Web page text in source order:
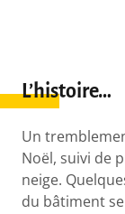
L’histoire…
Un
Noël, suivi de
neige.
du bâtiment